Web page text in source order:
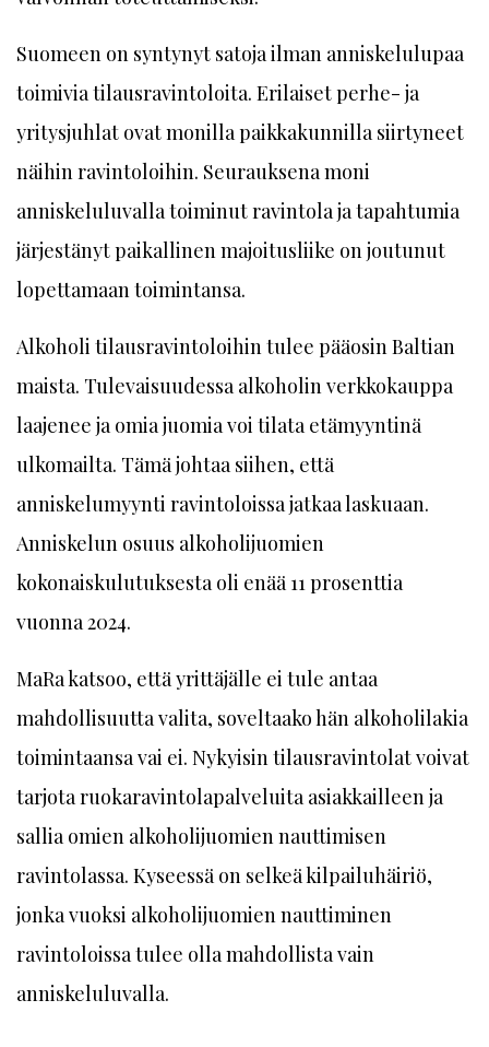
Suomeen on syntynyt satoja ilman anniskelulupaa
toimivia tilausravintoloita. Erilaiset perhe- ja
yritysjuhlat ovat monilla paikkakunnilla siirtyneet
näihin ravintoloihin. Seurauksena moni
anniskeluluvalla toiminut ravintola ja tapahtumia
järjestänyt paikallinen majoitusliike on joutunut
lopettamaan toimintansa.
Alkoholi tilausravintoloihin tulee pääosin Baltian
maista. Tulevaisuudessa alkoholin verkkokauppa
laajenee ja omia juomia voi tilata etämyyntinä
ulkomailta. Tämä johtaa siihen, että
anniskelumyynti ravintoloissa jatkaa laskuaan.
Anniskelun osuus alkoholijuomien
kokonaiskulutuksesta oli enää 11 prosenttia
vuonna 2024.
MaRa katsoo, että yrittäjälle ei tule antaa
mahdollisuutta valita, soveltaako hän alkoholilakia
toimintaansa vai ei. Nykyisin tilausravintolat voivat
tarjota ruokaravintolapalveluita asiakkailleen ja
sallia omien alkoholijuomien nauttimisen
ravintolassa. Kyseessä on selkeä kilpailuhäiriö,
jonka vuoksi alkoholijuomien nauttiminen
ravintoloissa tulee olla mahdollista vain
anniskeluluvalla.